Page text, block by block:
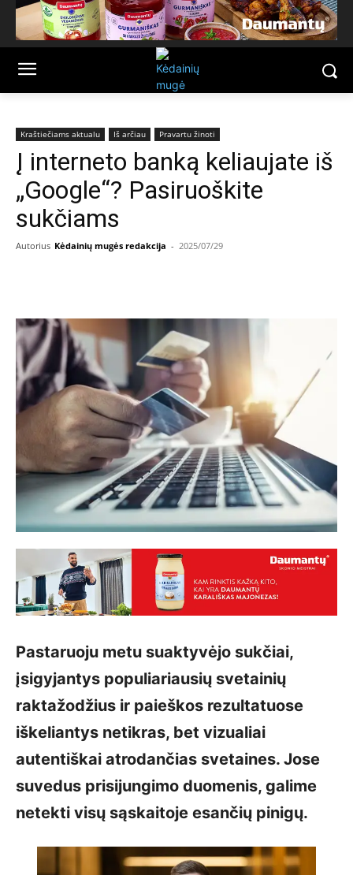
Kraštiečiams aktualu Iš arčiau Pravartu žinoti
Į interneto banką keliaujate iš
„Google“? Pasiruoškite
sukčiams
Autorius Kėdainių mugės redakcija - 2025/07/29
Pastaruoju metu suaktyvėjo sukčiai,
įsigyjantys populiariausių svetainių
raktažodžius ir paieškos rezultatuose
iškeliantys netikras, bet vizualiai
autentiškai atrodančias svetaines. Jose
suvedus prisijungimo duomenis, galime
netekti visų sąskaitoje esančių pinigų.